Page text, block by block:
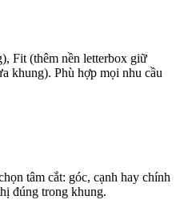
Fit (thêm nền letterbox giữ
khung). Phù hợp mọi nhu cầu
tâm cắt: góc, cạnh hay chính
đúng trong khung.